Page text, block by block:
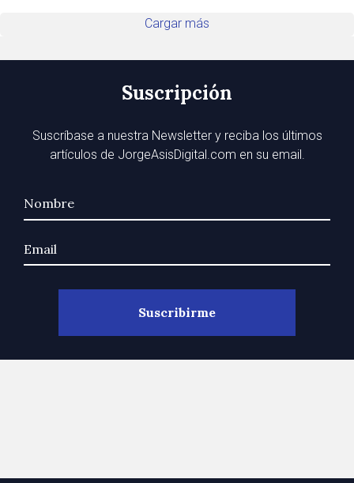
Cargar más
Suscripción
Suscríbase a nuestra Newsletter y reciba los últimos
artículos de JorgeAsisDigital.com en su email.